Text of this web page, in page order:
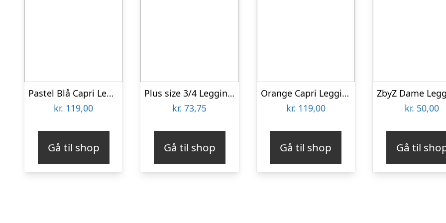
Pastel Blå Capri Leggings – Powder Blue
kr. 119,00
Gå til shop
Plus size 3/4 Leggings i Lyserød – Amelie Crocus Festival96120
kr. 73,75
Gå til shop
Orange Capri Leggings – Pumpkin
kr. 119,00
Gå til shop
kr. 50,00
Gå til